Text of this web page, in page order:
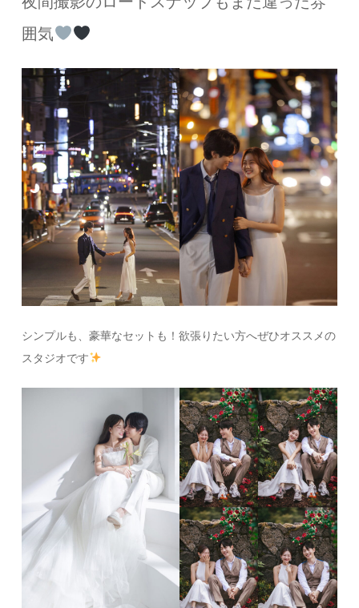
囲気
シンプルも、豪華なセットも！欲張りたい方へぜひオススメの
スタジオです